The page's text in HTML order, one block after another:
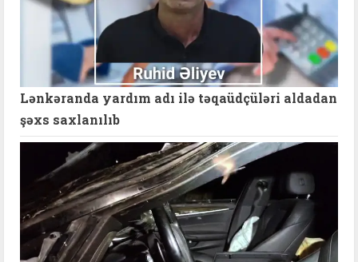
Lənkəranda yardım adı ilə təqaüdçüləri aldadan
şəxs saxlanılıb